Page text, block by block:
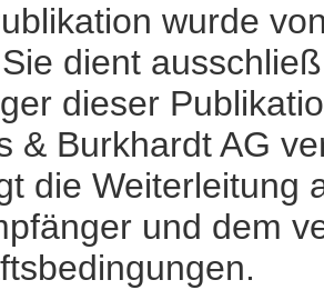
wurde
dient
dieser
& Burkhardt AG
die Weiterleitung
und dem